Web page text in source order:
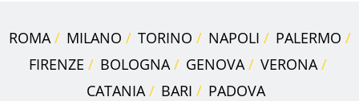
ROMA MILANO TORINO NAPOLI
PALERMO
FIRENZE
BOLOGNA GENOVA
VERONA
CATANIA
BARI PADOVA